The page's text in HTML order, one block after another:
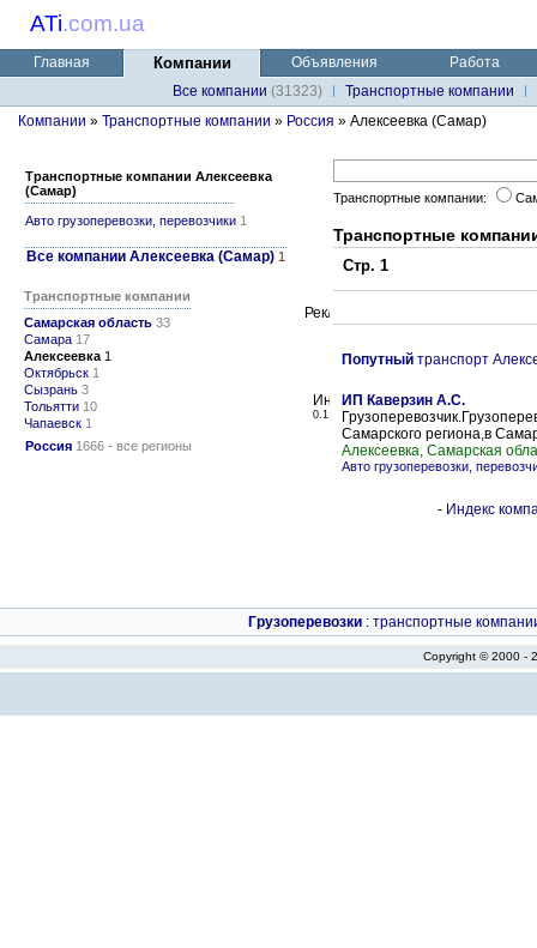
ATi.com.ua
Главная Компании Объявления
Работа
Все компании (31323)
Транспортные компании
Компании » Транспортные компании » Россия » Алексеевка (Самар)
Транспортные компании Алексеевка
(Самар)
Авто грузоперевозки, перевозчики 1
Все компании Алексеевка (Самар) 1
Транспортные компании
Самарская область 33
Самара 17
Алексеевка 1
Октябрьск 1
Сызрань 3
Тольятти 10
Чапаевск 1
Россия 1666 - все регионы
Транспортные компании:
Транспортные
Стр. 1
Попутный транспорт
0.1
ИП Каверзин А.С.
Самарского региона,в
Алексеевка, Самарская
Авто грузоперевозки,
- Индекс
Грузоперевозки : транспортные
Copyright © 2000 -